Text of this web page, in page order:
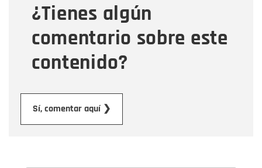
¿Tienes algún
comentario sobre este
contenido?
Sí, comentar aquí ❯
Mensaje